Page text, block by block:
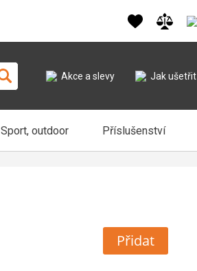
Akce a slevy Jak ušetřit
Sport, outdoor Příslušenství
Přidat